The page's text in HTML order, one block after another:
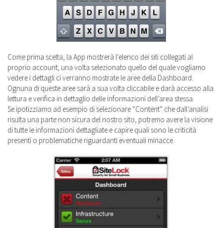
Come prima scelta, la App mostrerà l’elenco dei siti collegati al
proprio account; una volta selezionato quello del quale vogliamo
vedere i dettagli ci verranno mostrate le aree della Dashboard.
Ognuna di queste aree sarà a sua volta cliccabile e darà accesso alla
lettura e verifica in dettaglio delle informazioni dell’area stessa.
Se ipotizziamo ad esempio di selezionare “Content” che dall’analisi
risulta una parte non sicura del nostro sito, potremo avere la visione
di tutte le informazioni dettagliate e capire quali sono le criticità
presenti o problematiche riguardanti eventuali minacce.